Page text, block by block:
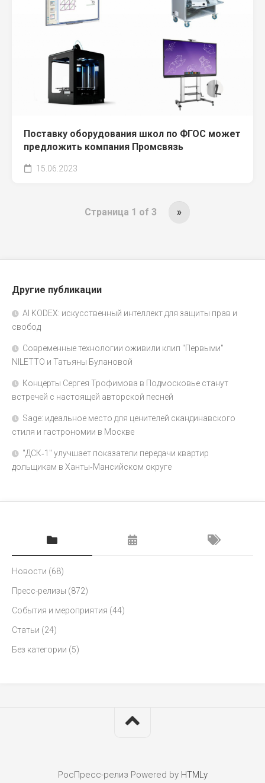
Поставку оборудования школ по ФГОС может
предложить компания Промсвязь
15.06.2023
Страница 1 of 3 »
Другие публикации
AI KODEX: искусственный интеллект для защиты прав и
свобод
Современные технологии оживили клип "Первыми"
NILETTO и Татьяны Булановой
Концерты Сергея Трофимова в Подмосковье станут
встречей с настоящей авторской песней
Sage: идеальное место для ценителей скандинавского
стиля и гастрономии в Москве
"ДСК‑1" улучшает показатели передачи квартир
дольщикам в Ханты‑Мансийском округе
Новости (68)
Пресс-релизы (872)
События и мероприятия (44)
Статьи (24)
Без категории (5)
РосПресс-релиз Powered by HTMLy